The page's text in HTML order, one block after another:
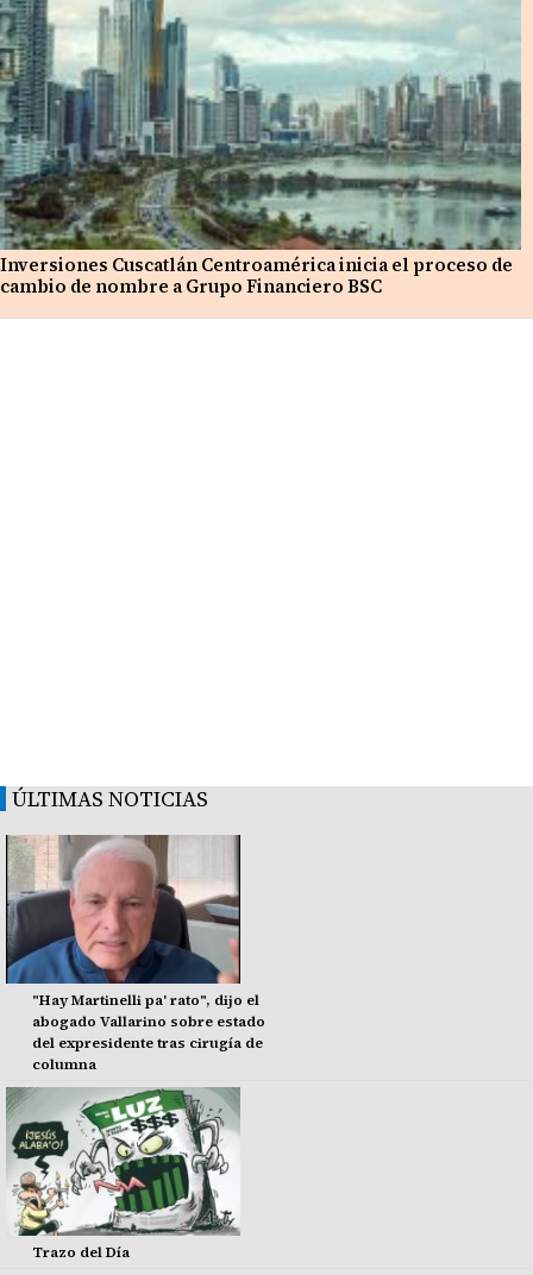
Inversiones Cuscatlán Centroamérica inicia el proceso de
cambio de nombre a Grupo Financiero BSC
ÚLTIMAS NOTICIAS
"Hay Martinelli pa' rato", dijo el
abogado Vallarino sobre estado
del expresidente tras cirugía de
columna
Trazo del Día